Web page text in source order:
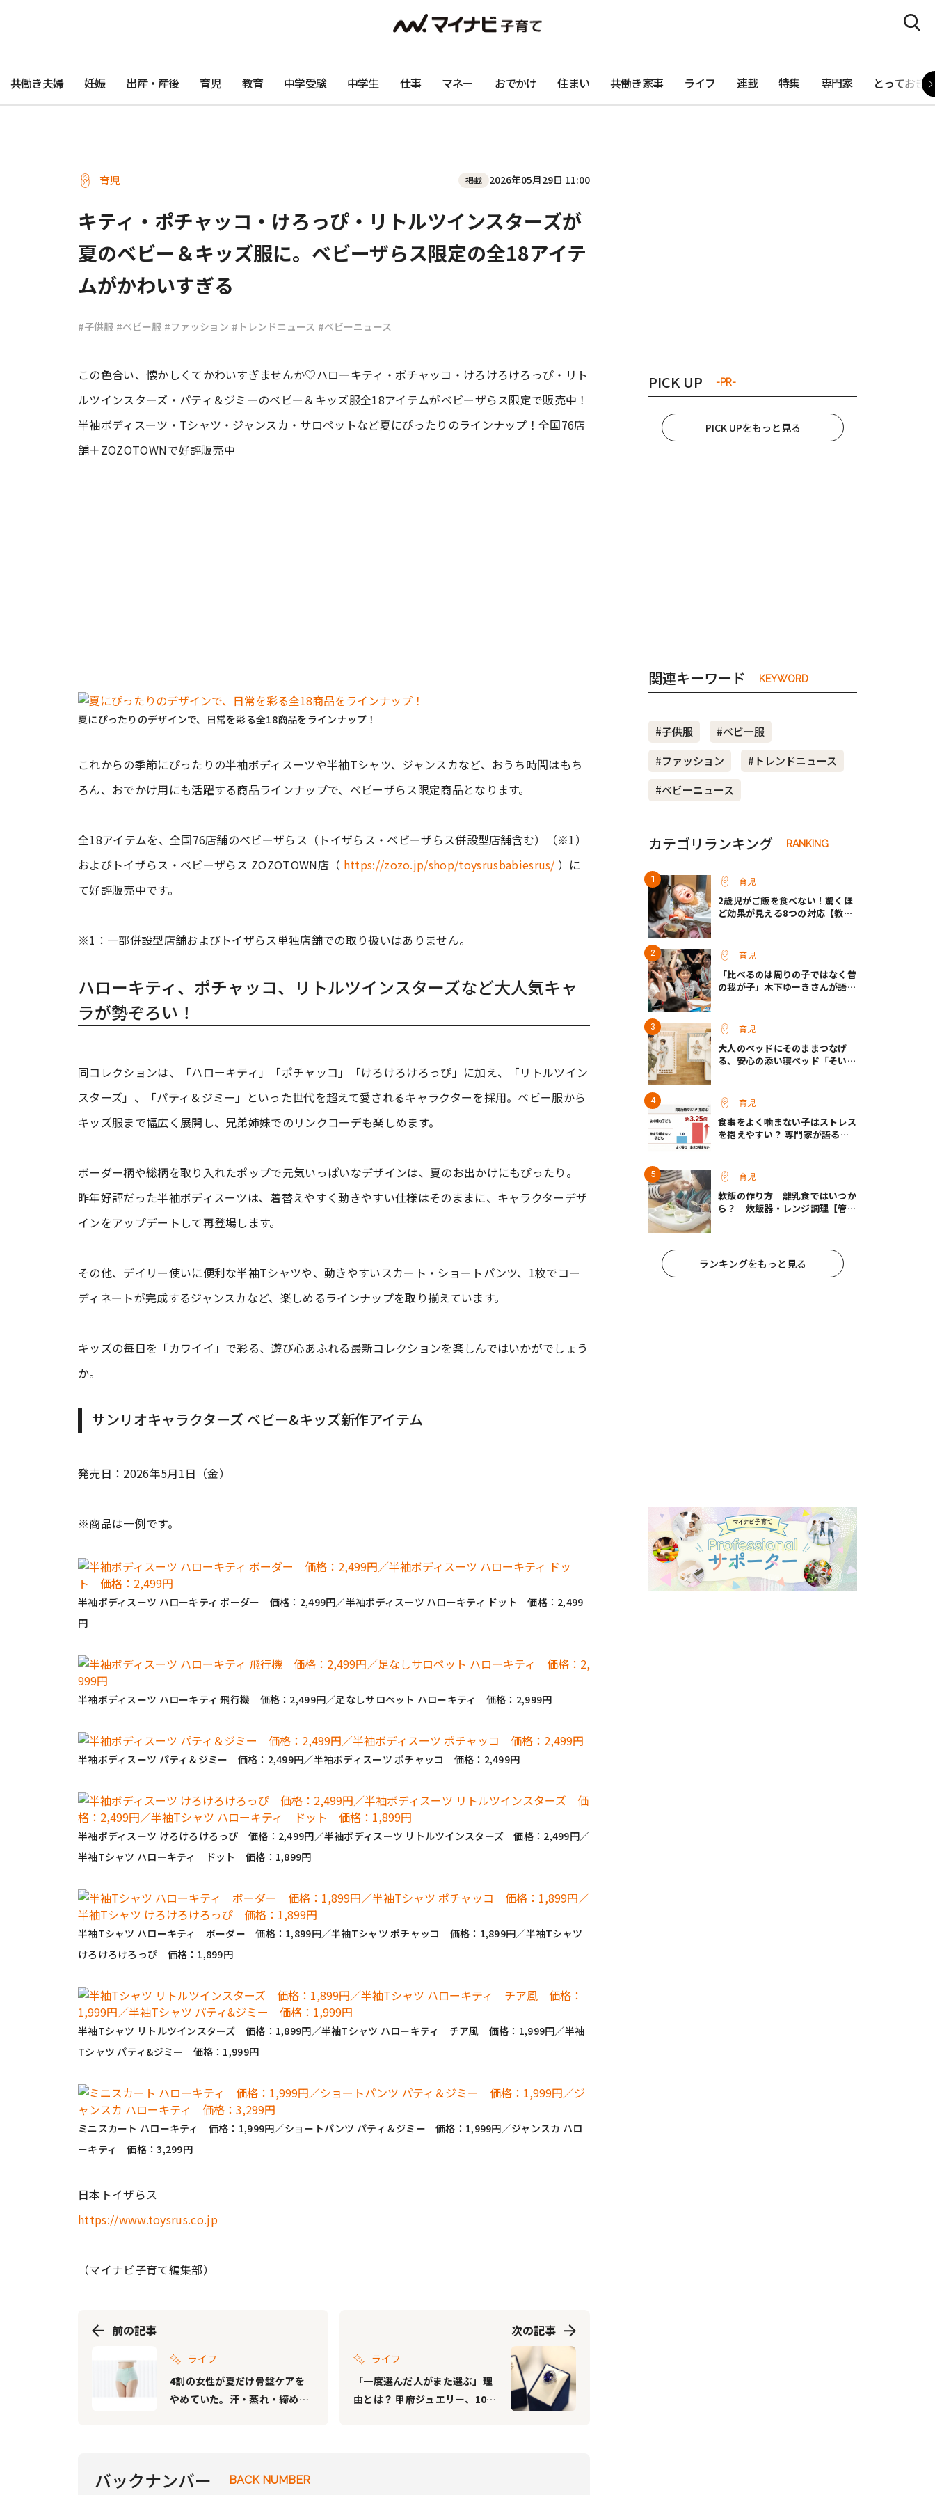
共働き夫婦 妊娠 出産・産後 育児 教育 中学受験 中学生 仕事 マネー おでかけ 住まい 共働き家事 ライフ 連載 特集 専門家 とっておき
育児 掲載 2026年05月29日 11:00
キティ・ポチャッコ・けろっぴ・リトルツインスターズが
夏のベビー＆キッズ服に。ベビーザらス限定の全18アイテ
ムがかわいすぎる
#子供服 #ベビー服 #ファッション #トレンドニュース #ベビーニュース
この色合い、懐かしくてかわいすぎませんか♡ハローキティ・ポチャッコ・けろけろけろっぴ・リト
ルツインスターズ・パティ＆ジミーのベビー＆キッズ服全18アイテムがベビーザらス限定で販売中！
半袖ボディスーツ・Tシャツ・ジャンスカ・サロペットなど夏にぴったりのラインナップ！全国76店
舗＋ZOZOTOWNで好評販売中
夏にぴったりのデザインで、日常を彩る全18商品をラインナップ！
これからの季節にぴったりの半袖ボディスーツや半袖Tシャツ、ジャンスカなど、おうち時間はもち
ろん、おでかけ用にも活躍する商品ラインナップで、ベビーザらス限定商品となります。
全18アイテムを、全国76店舗のベビーザらス（トイザらス・ベビーザらス併設型店舗含む）（※1）
およびトイザらス・ベビーザらス ZOZOTOWN店（ https://zozo.jp/shop/toysrusbabiesrus/ ）に
て好評販売中です。
※1：一部併設型店舗およびトイザらス単独店舗での取り扱いはありません。
ハローキティ、ポチャッコ、リトルツインスターズなど大人気キャ
ラが勢ぞろい！
同コレクションは、「ハローキティ」「ポチャッコ」「けろけろけろっぴ」に加え、「リトルツイン
スターズ」、「パティ＆ジミー」といった世代を超えて愛されるキャラクターを採用。ベビー服から
キッズ服まで幅広く展開し、兄弟姉妹でのリンクコーデも楽しめます。
ボーダー柄や総柄を取り入れたポップで元気いっぱいなデザインは、夏のお出かけにもぴったり。
昨年好評だった半袖ボディスーツは、着替えやすく動きやすい仕様はそのままに、キャラクターデザ
インをアップデートして再登場します。
その他、デイリー使いに便利な半袖Tシャツや、動きやすいスカート・ショートパンツ、1枚でコー
ディネートが完成するジャンスカなど、楽しめるラインナップを取り揃えています。
キッズの毎日を「カワイイ」で彩る、遊び心あふれる最新コレクションを楽しんではいかがでしょう
か。
サンリオキャラクターズ ベビー&キッズ新作アイテム
発売日：2026年5月1日（金）
※商品は一例です。
半袖ボディスーツ ハローキティ ボーダー 価格：2,499円／半袖ボディスーツ ハローキティ ドット 価格：2,499
円
半袖ボディスーツ ハローキティ 飛行機 価格：2,499円／足なしサロペット ハローキティ 価格：2,999円
半袖ボディスーツ パティ＆ジミー 価格：2,499円／半袖ボディスーツ ポチャッコ 価格：2,499円
半袖ボディスーツ けろけろけろっぴ 価格：2,499円／半袖ボディスーツ リトルツインスターズ 価格：2,499円／
半袖Tシャツ ハローキティ ドット 価格：1,899円
半袖Tシャツ ハローキティ ボーダー 価格：1,899円／半袖Tシャツ ポチャッコ 価格：1,899円／半袖Tシャツ
けろけろけろっぴ 価格：1,899円
半袖Tシャツ リトルツインスターズ 価格：1,899円／半袖Tシャツ ハローキティ チア風 価格：1,999円／半袖
Tシャツ パティ&ジミー 価格：1,999円
ミニスカート ハローキティ 価格：1,999円／ショートパンツ パティ＆ジミー 価格：1,999円／ジャンスカ ハロ
ーキティ 価格：3,299円
日本トイザらス
https://www.toysrus.co.jp
（マイナビ子育て編集部）
前の記事
ライフ
4割の女性が夏だけ骨盤ケアを
やめていた。汗・蒸れ・締めつ
次の記事
ライフ
「一度選んだ人がまた選ぶ」理
由とは？ 甲府ジュエリー、100
バックナンバー BACK NUMBER
PICK UP -PR-
PICK UPをもっと見る
関連キーワード KEYWORD
#子供服
#ベビー服
#ファッション
#トレンドニュース
#ベビーニュース
カテゴリランキング RANKING
育児
2歳児がご飯を食べない！驚くほ
ど効果が見える8つの対応【教え
育児
「比べるのは周りの子ではなく昔
の我が子」木下ゆーきさんが語っ
育児
大人のベッドにそのままつなげ
る、安心の添い寝ベッド「そいね
育児
食事をよく噛まない子はストレス
を抱えやすい？ 専門家が語る、
育児
軟飯の作り方｜離乳食ではいつか
ら？ 炊飯器・レンジ調理【管理
ランキングをもっと見る